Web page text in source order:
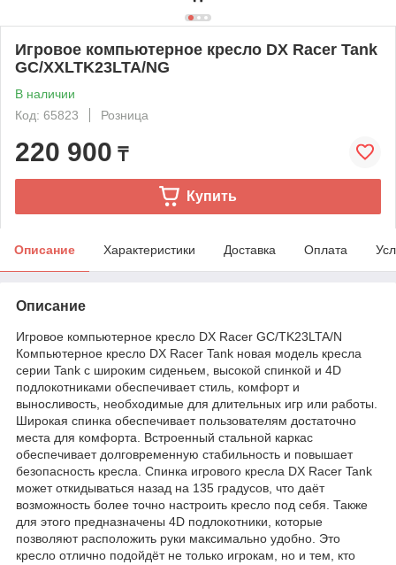
Игровое компьютерное кресло DX Racer Tank
GC/XXLTK23LTA/NG
В наличии
Код: 65823
Розница
220 900 ₸
Купить
Описание Характеристики Доставка Оплата
Описание
Игровое компьютерное кресло DX Racer GC/TK23LTA/N
Компьютерное кресло DX Racer Tank новая модель кресла
серии Tank с широким сиденьем, высокой спинкой и 4D
подлокотниками обеспечивает стиль, комфорт и
выносливость, необходимые для длительных игр или работы.
Широкая спинка обеспечивает пользователям достаточно
места для комфорта. Встроенный стальной каркас
обеспечивает долговременную стабильность и повышает
безопасность кресла. Спинка игрового кресла DX Racer Tank
может откидываться назад на 135 градусов, что даёт
возможность более точно настроить кресло под себя. Также
для этого предназначены 4D подлокотники, которые
позволяют расположить руки максимально удобно. Это
кресло отлично подойдёт не только игрокам, но и тем, кто